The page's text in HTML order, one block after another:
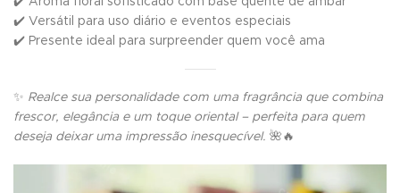
✔️ Versátil para uso diário e eventos especiais
✔️ Presente ideal para surpreender quem você ama
✨ Realce sua personalidade com uma fragrância que combina
frescor, elegância e um toque oriental – perfeita para quem
deseja deixar uma impressão inesquecível. 🌺🔥